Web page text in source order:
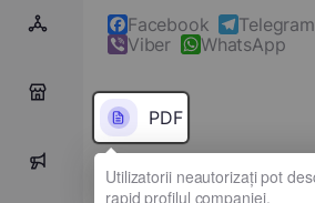
Facebook Telegram
Viber
WhatsApp
PDF
Denumirea completă